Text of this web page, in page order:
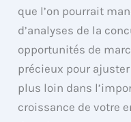
que l’on pourrait
d’analyses de la
opportunités de
précieux pour
plus loin dans
croissance de votre